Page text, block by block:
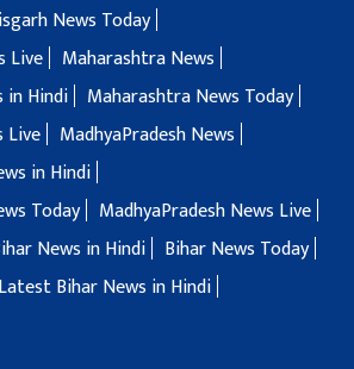
News Today
Live
Maharashtra News
in Hindi
Maharashtra News Today
Live
MadhyaPradesh News
in Hindi
Today
MadhyaPradesh News Live
News in Hindi
Bihar News Today
Latest Bihar News in Hindi